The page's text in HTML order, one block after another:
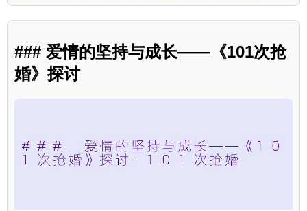
### 爱情的坚持与成长——《101次抢
婚》探讨